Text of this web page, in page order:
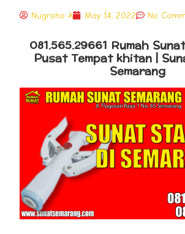
Nugroho A May 14, 2022 No
081.565.29661 Rumah
Pusat Tempat khitan |
Semarang